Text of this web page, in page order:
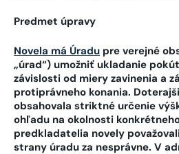
Predmet úpravy
Novela má Úradu pre verejné
„úrad“) umožniť ukladanie
závislosti od miery zavinenia a
protiprávneho konania.
obsahovala striktné určenie
ohľadu na okolnosti
predkladatelia novely
strany úradu za nesprávne. V